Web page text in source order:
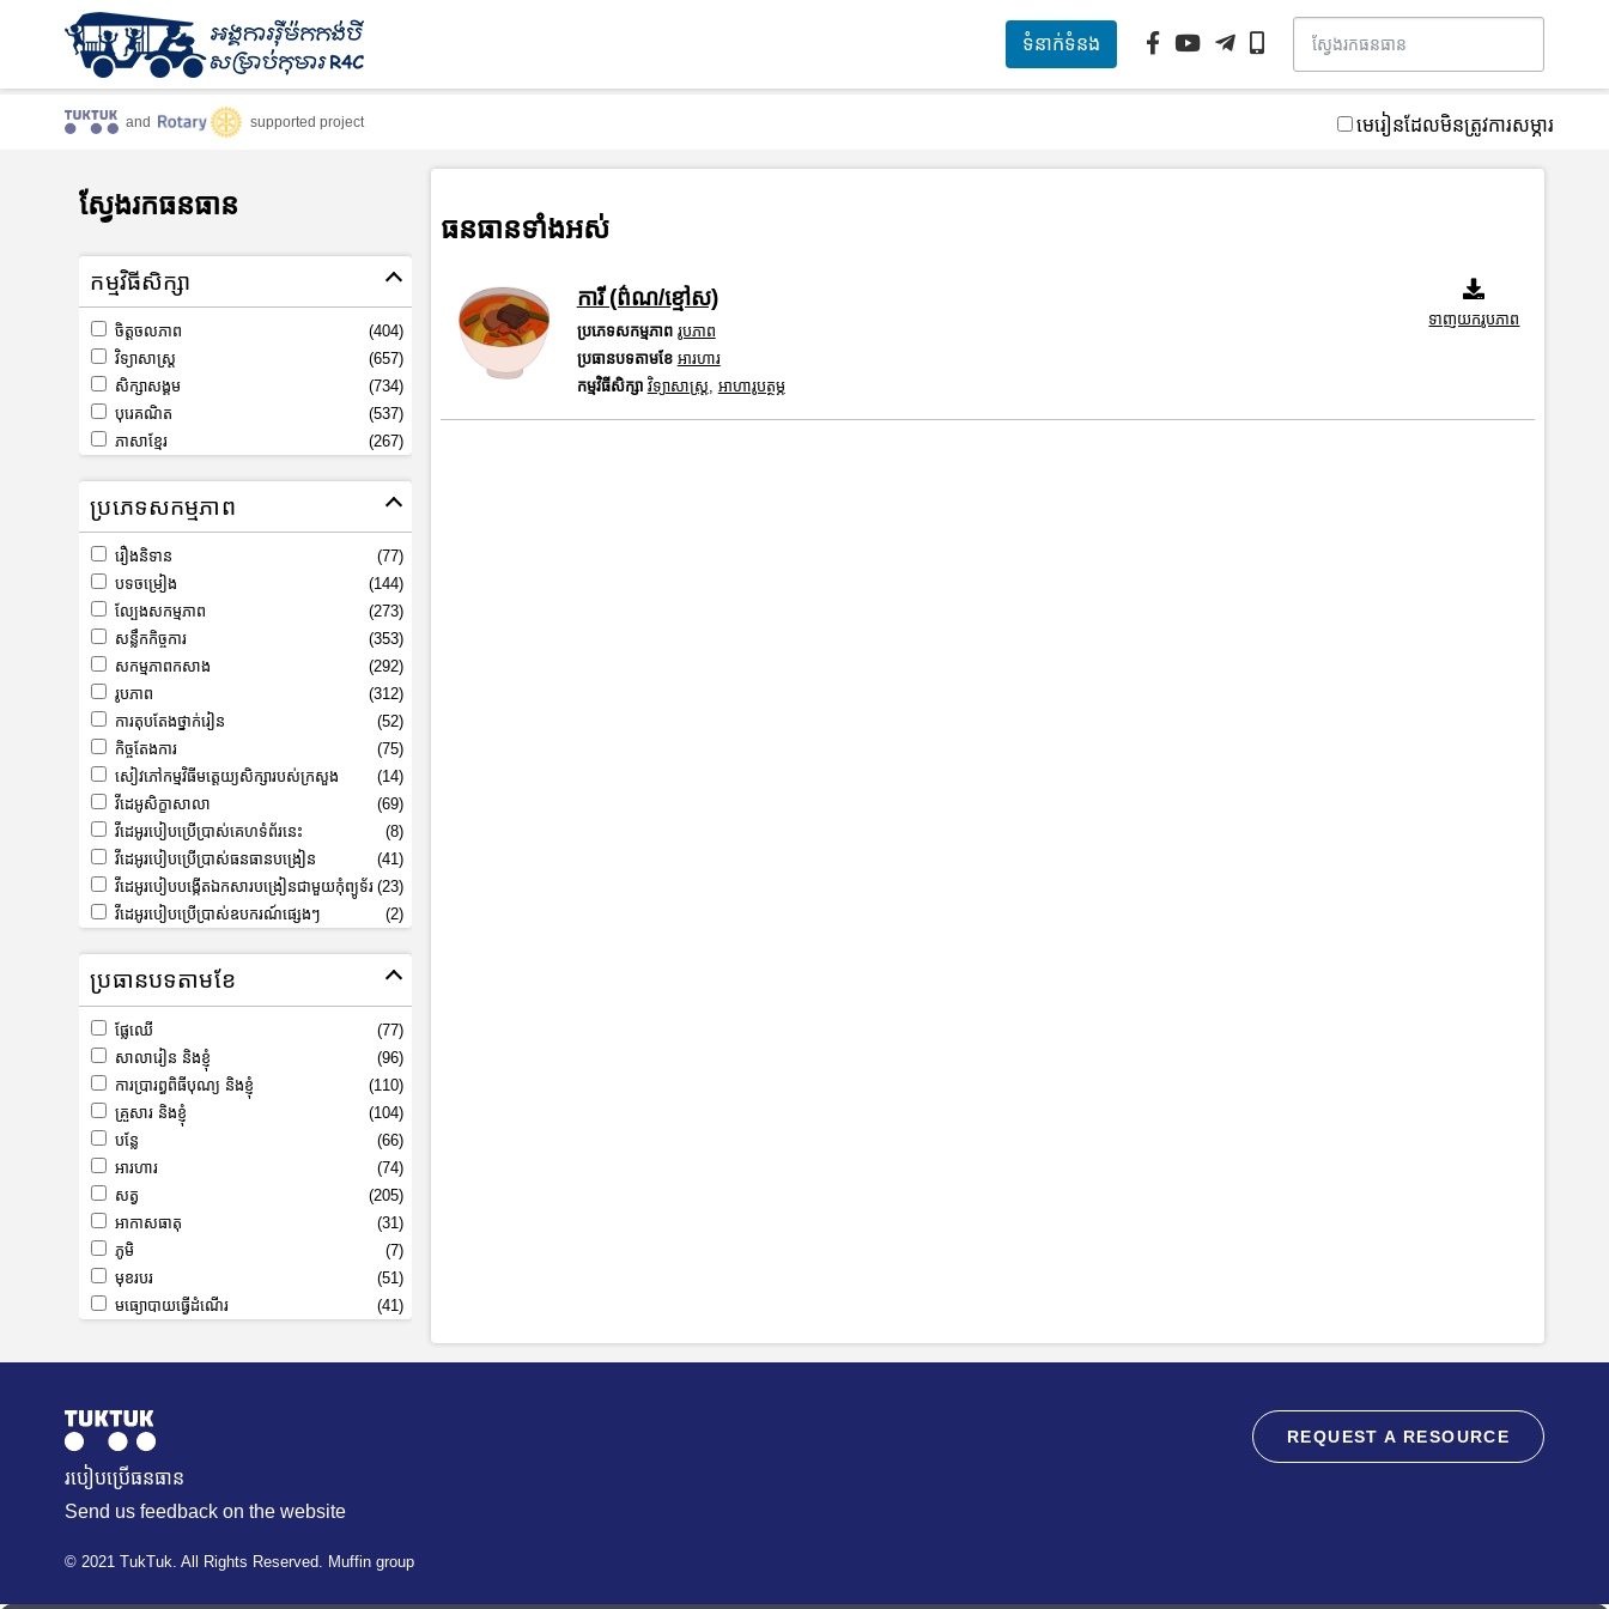
ទំនាក់ទំនង
and supported project មេរៀនដែលមិនត្រូវការសម្ភារ
ស្វែងរកធនធាន
កម្មវិធីសិក្សា
(404)
ចិត្តចលភាព
(657)
វិទ្យាសាស្រ្ត
(734)
សិក្សាសង្គម
(537)
បុរេគណិត
(267)
ភាសាខ្មែរ
ប្រភេទសកម្មភាព
(77)
រឿងនិទាន
(144)
បទចម្រៀង
(273)
ល្បែងសកម្មភាព
(353)
សន្លឹកកិច្ចការ
(292)
សកម្មភាពកសាង
(312)
រូបភាព
(52)
ការតុបតែងថ្នាក់រៀន
(75)
កិច្ចតែងការ
(14)
សៀវភៅកម្មវិធីមត្តេយ្យសិក្សារបស់ក្រសួង
(69)
វីដេអូសិក្ខាសាលា
(8)
វីដេអូរបៀបប្រើប្រាស់គេហទំព័រនេះ
(41)
វីដេអូរបៀបប្រើប្រាស់ធនធានបង្រៀន
(23)
វីដេអូរបៀបបង្កើតឯកសារបង្រៀនជាមួយកុំព្យូទ័រ
(2)
វីដេអូរបៀបប្រើប្រាស់ឧបករណ៍ផ្សេងៗ
ប្រធានបទតាមខែ
(77)
ផ្លែឈើ
(96)
សាលារៀន និងខ្ញុំ
(110)
ការប្រារព្ធពិធីបុណ្យ និងខ្ញុំ
(104)
គ្រួសារ និងខ្ញុំ
(66)
បន្លែ
(74)
អារហារ
(205)
សត្វ
(31)
អាកាសធាតុ
(7)
ភូមិ
(51)
មុខរបរ
(41)
មធ្យោបាយធ្វើដំណើរ
ធនធានទាំងអស់
ការី (ព៌ណ/ខ្មៅស)
ប្រភេទសកម្មភាព រូបភាព
ប្រធានបទតាមខែ អារហារ
កម្មវិធីសិក្សា វិទ្យាសាស្រ្ត អាហារូបត្ថម្ភ
ទាញយករូបភាព
របៀបប្រើធនធាន
Send us feedback on the website
© 2021 TukTuk. All Rights Reserved. Muffin group
REQUEST A RESOURCE